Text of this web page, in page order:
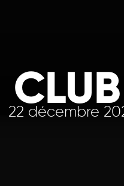
22 décembre